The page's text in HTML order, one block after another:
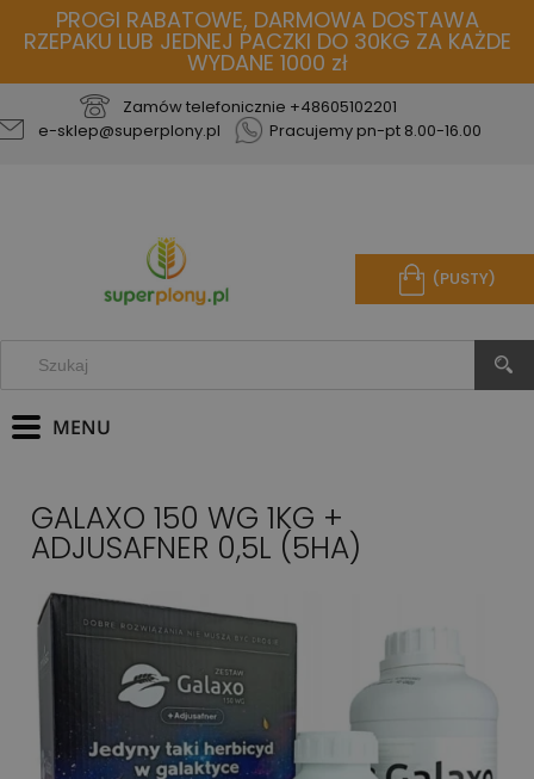
PROGI RABATOWE, DARMOWA DOSTAWA
RZEPAKU LUB JEDNEJ PACZKI DO 30KG ZA KAŻDE
WYDANE 1000 zł
Zamów telefonicznie +48605102201
e-sklep@superplony.pl
Pracujemy pn-pt 8.00-16.00
(PUSTY)
GALAXO 150 WG 1KG +
ADJUSAFNER 0,5L (5HA)